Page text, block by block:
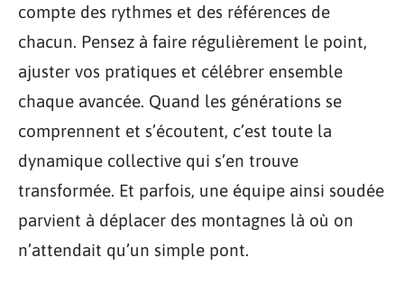
compte des rythmes et des références de
chacun. Pensez à faire régulièrement le point,
ajuster vos pratiques et célébrer ensemble
chaque avancée. Quand les générations se
comprennent et s’écoutent, c’est toute la
dynamique collective qui s’en trouve
transformée. Et parfois, une équipe ainsi soudée
parvient à déplacer des montagnes là où on
n’attendait qu’un simple pont.